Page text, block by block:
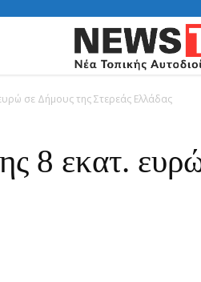
σε Δήμους της Στερεάς Ελλάδας
8 εκατ.